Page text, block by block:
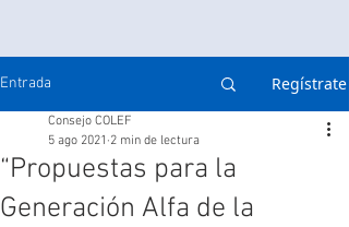
Entrada Regístrate
“Propuestas para la
Generación Alfa de la
Consejo COLEF
5 ago 2021 2 min de lectura